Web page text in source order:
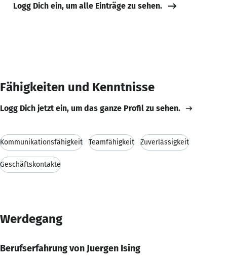
Logg Dich ein, um alle Einträge zu sehen.
Fähigkeiten und Kenntnisse
Logg Dich jetzt ein, um das ganze Profil zu sehen.
Kommunikationsfähigkeit Teamfähigkeit Zuverlässigkeit
Geschäftskontakte
Werdegang
Berufserfahrung von Juergen Ising